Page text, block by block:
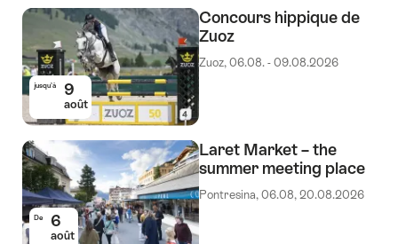
jusqu’à 9
août
Concours hippique de
Zuoz
Zuoz, 06.08. - 09.08.2026
De 6
août
Laret Market – the
summer meeting place
Pontresina, 06.08, 20.08.2026